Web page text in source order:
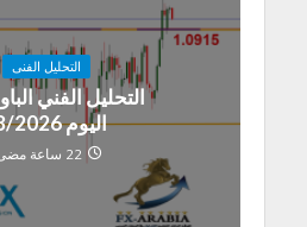
التحليل الفنى
التحليل الفني
اليوم 7/8/2026
22 ساعة مضى